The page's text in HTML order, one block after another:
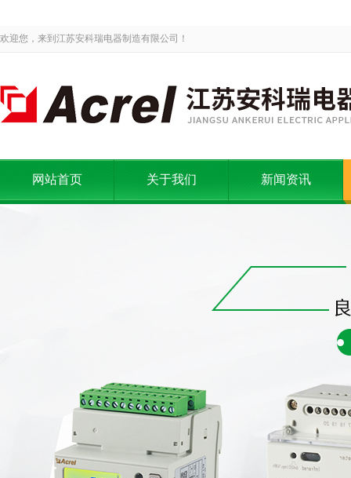
欢迎您，来到江苏安科瑞电器制造有限公司！
网站首页 关于我们 新闻资讯